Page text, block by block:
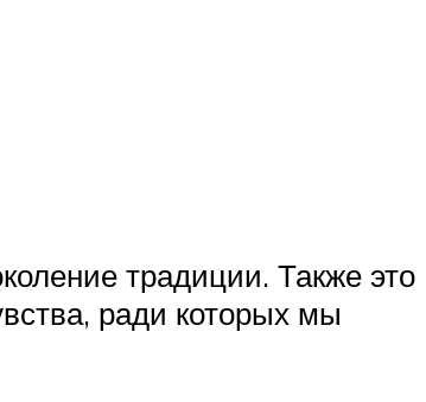
традиции. Также это
ради которых мы